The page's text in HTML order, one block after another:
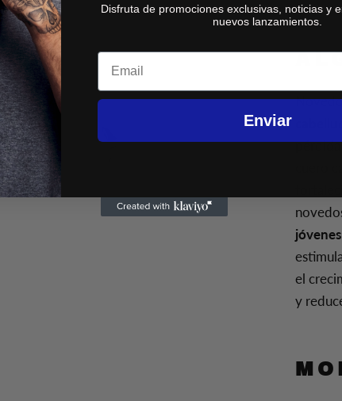
pérdida
cuero
el
y
Disfruta de promociones exclusivas, noticias y
nuevos lanzamientos.
Email
Enviar